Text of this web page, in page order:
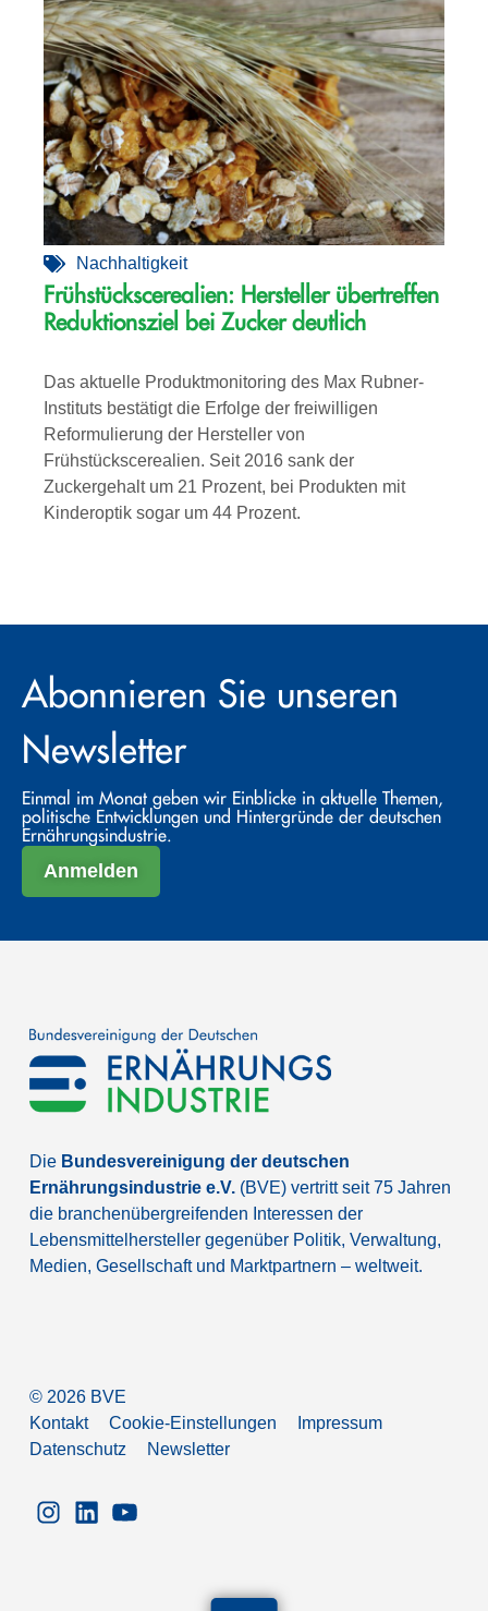
Nachhaltigkeit
Frühstückscerealien: Hersteller übertreffen
Reduktionsziel bei Zucker deutlich
Das aktuelle Produktmonitoring des Max Rubner-
Instituts bestätigt die Erfolge der freiwilligen
Reformulierung der Hersteller von
Frühstückscerealien. Seit 2016 sank der
Zuckergehalt um 21 Prozent, bei Produkten mit
Kinderoptik sogar um 44 Prozent.
Abonnieren Sie unseren
Newsletter
Einmal im Monat geben wir Einblicke in aktuelle Themen,
politische Entwicklungen und Hintergründe der deutschen
Ernährungsindustrie.
Anmelden
Die Bundesvereinigung der deutschen
Ernährungsindustrie e.V. (BVE) vertritt seit 75 Jahren
die branchenübergreifenden Interessen der
Lebensmittelhersteller gegenüber Politik, Verwaltung,
Medien, Gesellschaft und Marktpartnern – weltweit.
© 2026BVE
Kontakt
Cookie-Einstellungen
Impressum
Datenschutz
Newsletter